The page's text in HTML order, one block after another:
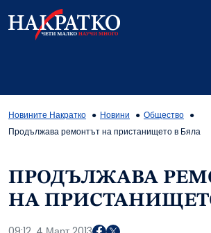
Новините Накратко Новини
Общество
Продължава ремонтът на пристанището в Бяла
ПРОДЪЛЖАВА
НА